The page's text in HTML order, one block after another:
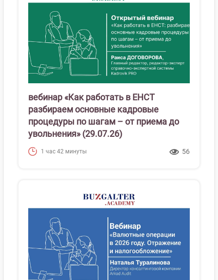
вебинар «Как работать в ЕНСТ
разбираем основные кадровые
процедуры по шагам – от приема до
увольнения» (29.07.26)
1 час 42 минуты 56